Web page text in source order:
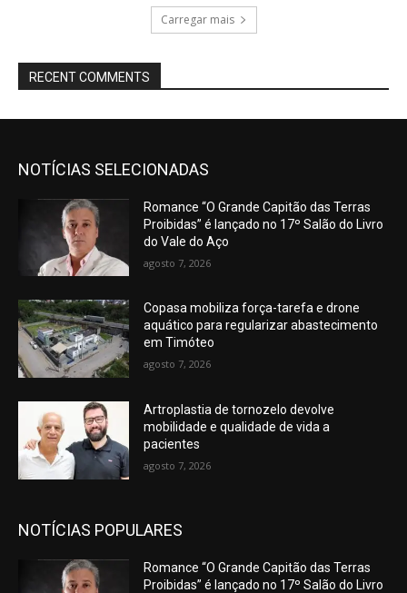
Carregar mais
RECENT COMMENTS
NOTÍCIAS SELECIONADAS
Romance “O Grande Capitão das Terras
Proibidas” é lançado no 17º Salão do Livro
do Vale do Aço
agosto 7, 2026
Copasa mobiliza força-tarefa e drone
aquático para regularizar abastecimento
em Timóteo
agosto 7, 2026
Artroplastia de tornozelo devolve
mobilidade e qualidade de vida a
pacientes
agosto 7, 2026
NOTÍCIAS POPULARES
Romance “O Grande Capitão das Terras
Proibidas” é lançado no 17º Salão do Livro